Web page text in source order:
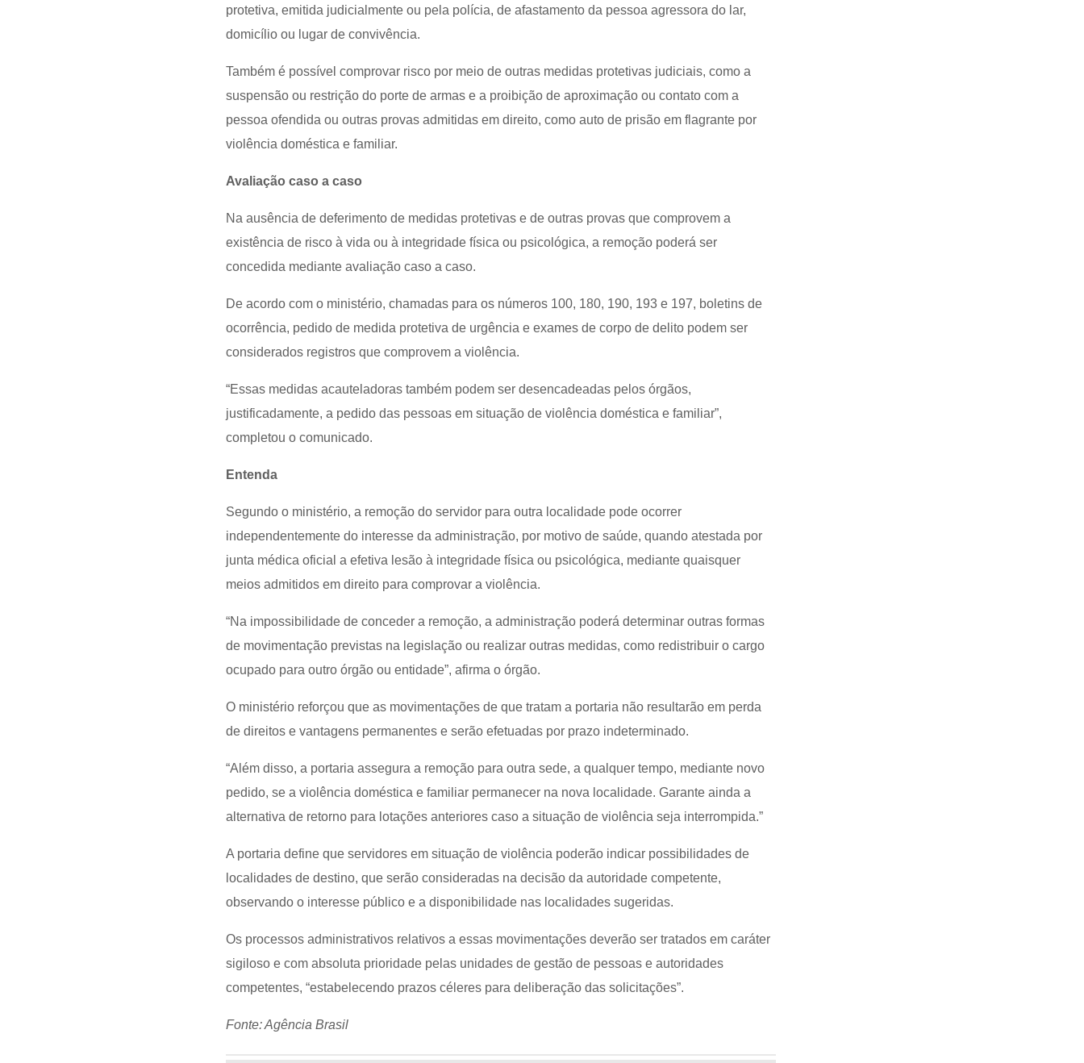
protetiva, emitida judicialmente ou pela polícia, de afastamento da pessoa agressora do lar,
domicílio ou lugar de convivência.
Também é possível comprovar risco por meio de outras medidas protetivas judiciais, como a
suspensão ou restrição do porte de armas e a proibição de aproximação ou contato com a
pessoa ofendida ou outras provas admitidas em direito, como auto de prisão em flagrante por
violência doméstica e familiar.
Avaliação caso a caso
Na ausência de deferimento de medidas protetivas e de outras provas que comprovem a
existência de risco à vida ou à integridade física ou psicológica, a remoção poderá ser
concedida mediante avaliação caso a caso.
De acordo com o ministério, chamadas para os números 100, 180, 190, 193 e 197, boletins de
ocorrência, pedido de medida protetiva de urgência e exames de corpo de delito podem ser
considerados registros que comprovem a violência.
“Essas medidas acauteladoras também podem ser desencadeadas pelos órgãos,
justificadamente, a pedido das pessoas em situação de violência doméstica e familiar”,
completou o comunicado.
Entenda
Segundo o ministério, a remoção do servidor para outra localidade pode ocorrer
independentemente do interesse da administração, por motivo de saúde, quando atestada por
junta médica oficial a efetiva lesão à integridade física ou psicológica, mediante quaisquer
meios admitidos em direito para comprovar a violência.
“Na impossibilidade de conceder a remoção, a administração poderá determinar outras formas
de movimentação previstas na legislação ou realizar outras medidas, como redistribuir o cargo
ocupado para outro órgão ou entidade”, afirma o órgão.
O ministério reforçou que as movimentações de que tratam a portaria não resultarão em perda
de direitos e vantagens permanentes e serão efetuadas por prazo indeterminado.
“Além disso, a portaria assegura a remoção para outra sede, a qualquer tempo, mediante novo
pedido, se a violência doméstica e familiar permanecer na nova localidade. Garante ainda a
alternativa de retorno para lotações anteriores caso a situação de violência seja interrompida.”
A portaria define que servidores em situação de violência poderão indicar possibilidades de
localidades de destino, que serão consideradas na decisão da autoridade competente,
observando o interesse público e a disponibilidade nas localidades sugeridas.
Os processos administrativos relativos a essas movimentações deverão ser tratados em caráter
sigiloso e com absoluta prioridade pelas unidades de gestão de pessoas e autoridades
competentes, “estabelecendo prazos céleres para deliberação das solicitações”.
Fonte: Agência Brasil